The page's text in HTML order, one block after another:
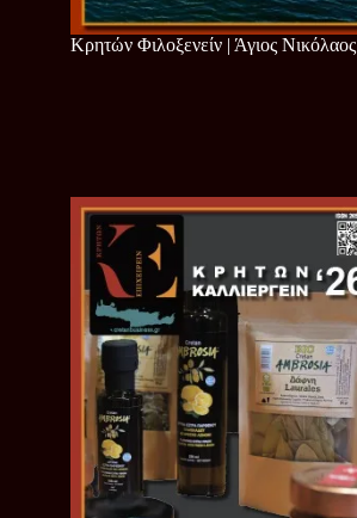
Κρητών Φιλοξενείν | Άγιος Νικόλαος